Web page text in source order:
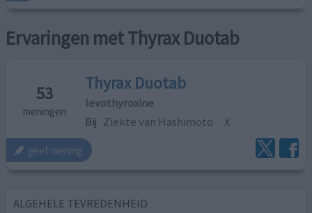
Ervaringen met Thyrax Duotab
53
meningen
Thyrax Duotab
levothyroxine
Bij Ziekte van Hashimoto X
geef mening
ALGEHELE TEVREDENHEID